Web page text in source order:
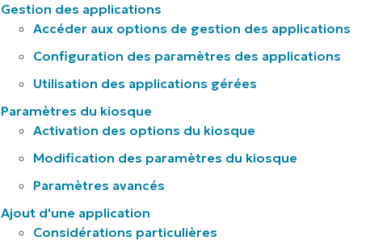
Gestion des applications
Accéder aux options de gestion des applications
Configuration des paramètres des applications
Utilisation des applications gérées
Paramètres du kiosque
Activation des options du kiosque
Modification des paramètres du kiosque
Paramètres avancés
Ajout d'une application
Considérations particulières